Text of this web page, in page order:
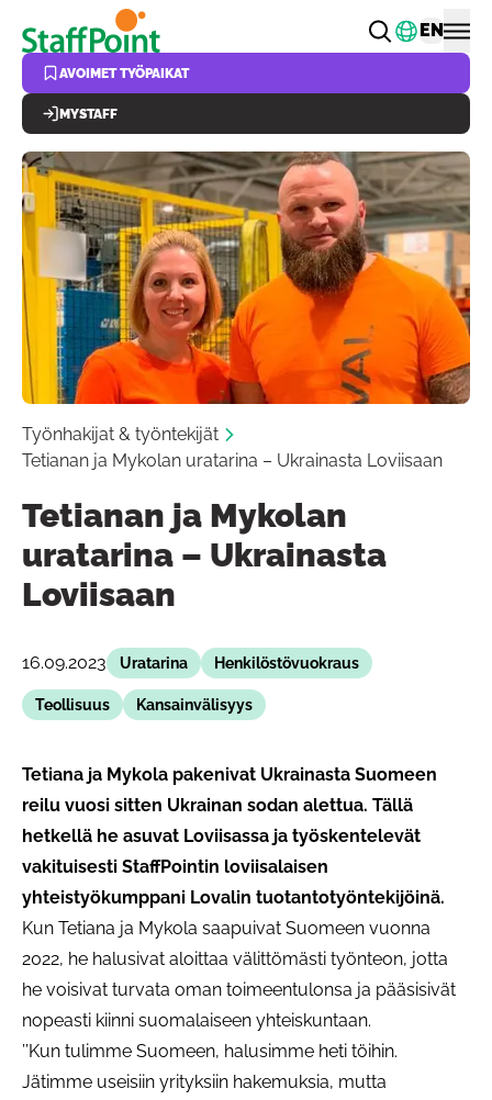
Hyppää pääsisältöön Vaihda
EN
AVOIMET TYÖPAIKAT
MYSTAFF
Työnhakijat & työntekijät
Tetianan ja Mykolan uratarina – Ukrainasta Loviisaan
Tetianan ja Mykolan
uratarina – Ukrainasta
Loviisaan
16.09.2023 Uratarina Henkilöstövuokraus
Teollisuus Kansainvälisyys
Tetiana ja Mykola pakenivat Ukrainasta Suomeen
reilu vuosi sitten Ukrainan sodan alettua. Tällä
hetkellä he asuvat Loviisassa ja työskentelevät
vakituisesti StaffPointin loviisalaisen
yhteistyökumppani Lovalin tuotantotyöntekijöinä.
Kun Tetiana ja Mykola saapuivat Suomeen vuonna
2022, he halusivat aloittaa välittömästi työnteon, jotta
he voisivat turvata oman toimeentulonsa ja pääsisivät
nopeasti kiinni suomalaiseen yhteiskuntaan.
’’Kun tulimme Suomeen, halusimme heti töihin.
Jätimme useisiin yrityksiin hakemuksia, mutta